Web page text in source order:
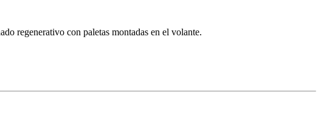
regenerativo con paletas montadas en el volante.